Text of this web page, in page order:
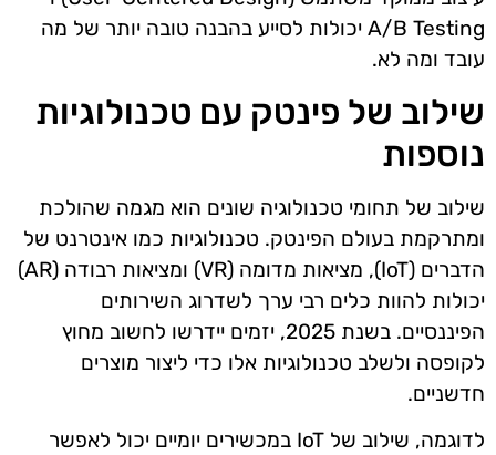
A/B Testing יכולות לסייע בהבנה טובה יותר של מה
עובד ומה לא.
שילוב של פינטק עם טכנולוגיות
נוספות
שילוב של תחומי טכנולוגיה שונים הוא מגמה שהולכת
ומתרקמת בעולם הפינטק. טכנולוגיות כמו אינטרנט של
הדברים (IoT), מציאות מדומה (VR) ומציאות רבודה (AR)
יכולות להוות כלים רבי ערך לשדרוג השירותים
הפיננסיים. בשנת 2025, יזמים יידרשו לחשוב מחוץ
לקופסה ולשלב טכנולוגיות אלו כדי ליצור מוצרים
חדשניים.
לדוגמה, שילוב של IoT במכשירים יומיים יכול לאפשר